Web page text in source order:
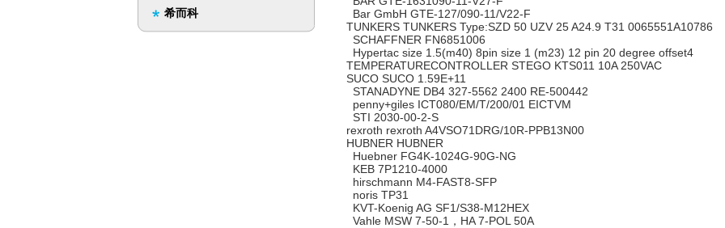
希而科
Bar GmbH GTE-127/090-11/V22-F
TUNKERS TUNKERS Type:SZD 50 UZV 25 A24.9 T31 0065551A10786
SCHAFFNER FN6851006
Hypertac size 1.5(m40) 8pin size 1 (m23) 12 pin 20 degree offset4
TEMPERATURECONTROLLER STEGO KTS011 10A 250VAC
SUCO SUCO 1.59E+11
STANADYNE DB4 327-5562 2400 RE-500442
penny+giles ICT080/EM/T/200/01 EICTVM
STI 2030-00-2-S
rexroth rexroth A4VSO71DRG/10R-PPB13N00
HUBNER HUBNER
Huebner FG4K-1024G-90G-NG
KEB 7P1210-4000
hirschmann M4-FAST8-SFP
noris TP31
KVT-Koenig AG SF1/S38-M12HEX
Vahle MSW 7-50-1，HA 7-POL 50A